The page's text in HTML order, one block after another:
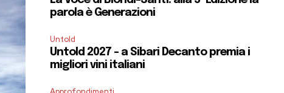
parola è Generazioni
Untold
Untold 2027 – a Sibari Decanto premia i
migliori vini italiani